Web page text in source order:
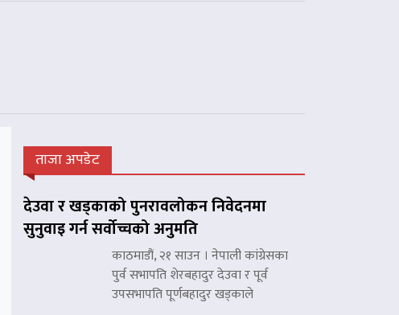
ताजा अपडेट
देउवा र खड्काको पुनरावलोकन निवेदनमा
सुनुवाइ गर्न सर्वोच्चको अनुमति
काठमाडौं, २१ साउन । नेपाली कांग्रेसका
पुर्व सभापति शेरबहादुर देउवा र पूर्व
उपसभापति पूर्णबहादुर खड्काले